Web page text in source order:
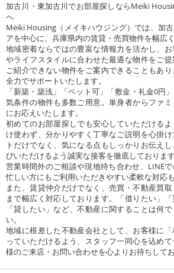
加古川・東加古川でお部屋探しならMeiki
へ
Meiki Housing（メイキハウジング）では、加
アを中心に、兵庫県内の賃貸・売買物件を幅広
地域密着ならではの豊富な情報力を活かし、
やライフスタイルに合わせた最適な物件をご
ご紹介できない物件をご案内できることもあ
全力でサポートいたします。
「新築・築浅」「ペット可」「敷金・礼金0円
気条件の物件も多数ご用意。単身者からファ
にお応えいたします。
初めてのお部屋探しでも安心していただける
け使わず、分かりやすく丁寧なご説明を心掛
トだけでなく、気になる点もしっかりお伝え
びいただけるよう誠実な接客を徹底しております
営業時間外のご相談や現地待ち合わせ、LINE
忙しい方にもご利用いただきやすい柔軟な対応
また、賃貸仲介だけでなく、売買・不動産買
まで幅広く対応しております。「借りたい」「
「貸したい」など、不動産に関することは何
い。
地域に根差した不動産会社として、お客様に
っていただけるよう、スタッフ一同心を込め
様のご来店・お問い合わせを心よりお待ちしてお